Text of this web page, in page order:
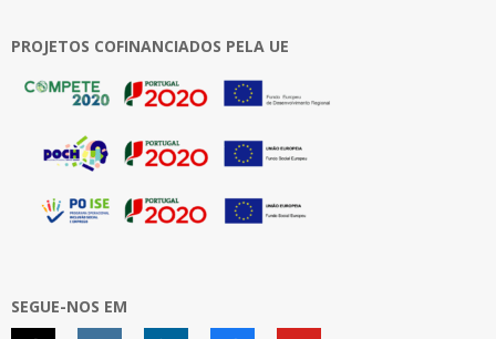
PROJETOS COFINANCIADOS PELA UE
SEGUE-NOS EM